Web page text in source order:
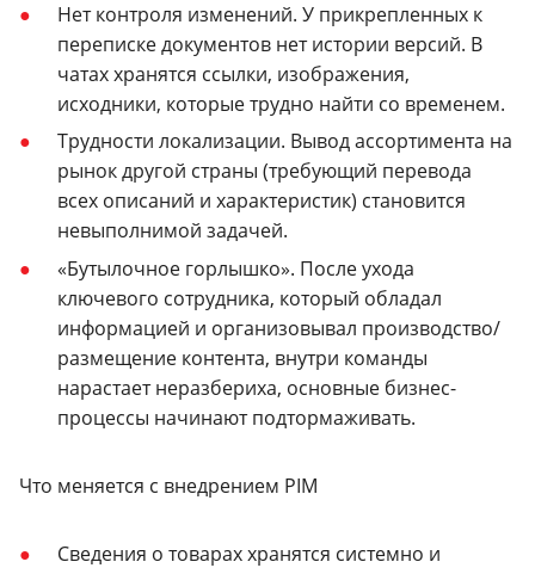
Нет контроля изменений. У прикрепленных к
переписке документов нет истории версий. В
чатах хранятся ссылки, изображения,
исходники, которые трудно найти со временем.
Трудности локализации. Вывод ассортимента на
рынок другой страны (требующий перевода
всех описаний и характеристик) становится
невыполнимой задачей.
«Бутылочное горлышко». После ухода
ключевого сотрудника, который обладал
информацией и организовывал производство/
размещение контента, внутри команды
нарастает неразбериха, основные бизнес-
процессы начинают подтормаживать.
Что меняется с внедрением PIM
Сведения о товарах хранятся системно и